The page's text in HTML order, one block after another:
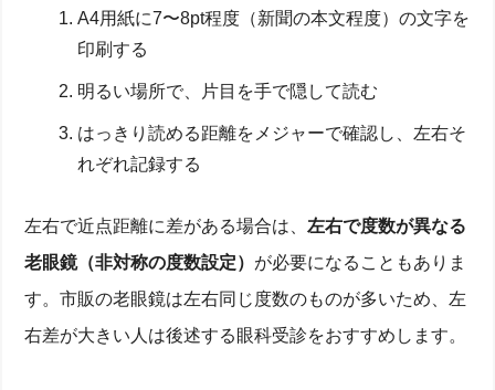
A4用紙に7〜8pt程度（新聞の本文程度）の文字を
印刷する
明るい場所で、片目を手で隠して読む
はっきり読める距離をメジャーで確認し、左右そ
れぞれ記録する
左右で近点距離に差がある場合は、左右で度数が異なる
老眼鏡（非対称の度数設定） が必要になることもありま
す。市販の老眼鏡は左右同じ度数のものが多いため、左
右差が大きい人は後述する眼科受診をおすすめします。